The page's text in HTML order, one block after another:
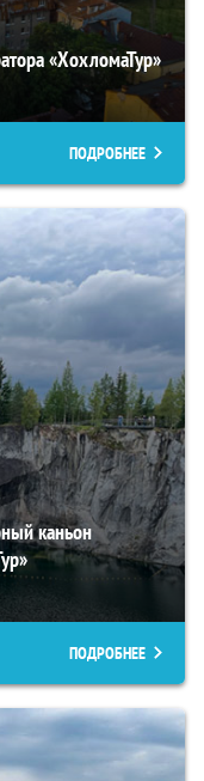
«ХохломаТур»
ПОДРОБНЕЕ
каньон
ПОДРОБНЕЕ